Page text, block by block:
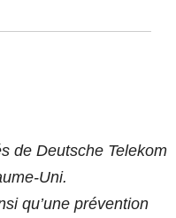
de Deutsche Telekom
Uni.
qu’une prévention